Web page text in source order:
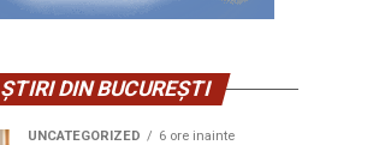
ȘTIRI DIN BUCUREȘTI
UNCATEGORIZED 6 ore inainte